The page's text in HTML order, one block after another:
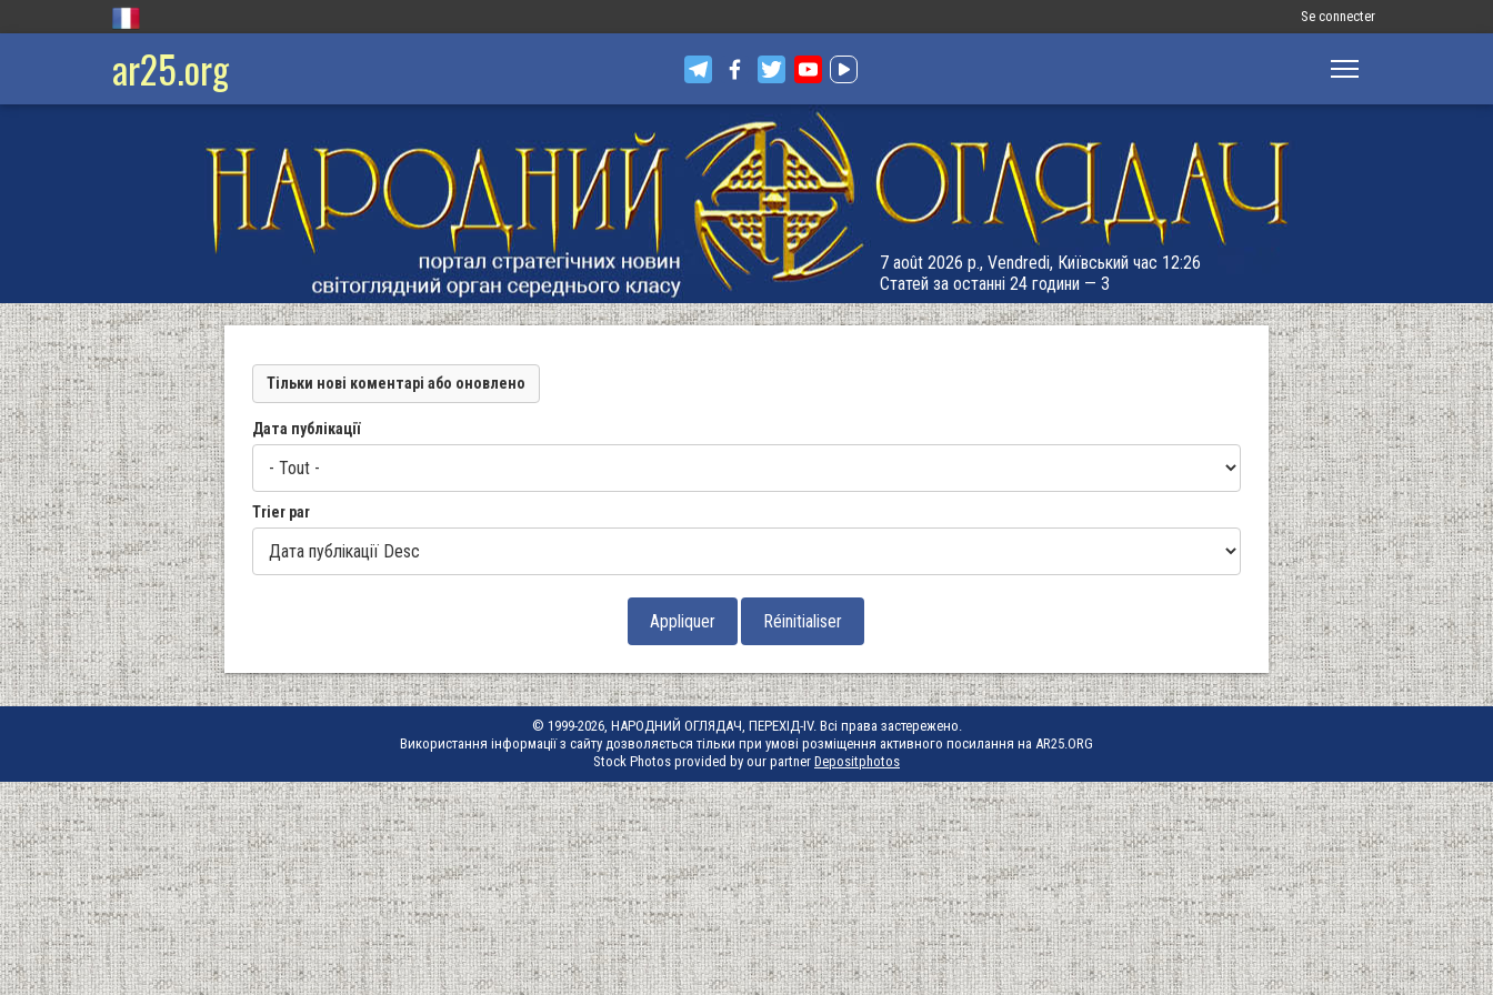
Меню
запису
Se connecter
ar25.org
7 août 2026 р., Vendredi, Київський час 12:26
Статей за останні 24 години — 3
Тільки нові коментарі або оновлено
Дата публікації
Trier par
© 1999-2026, НАРОДНИЙ ОГЛЯДАЧ, ПЕРЕХІД-IV. Всі права застережено.
Використання інформації з сайту дозволяється тільки при умові розміщення активного посилання на AR25.ORG
Stock Photos provided by our partner Depositphotos